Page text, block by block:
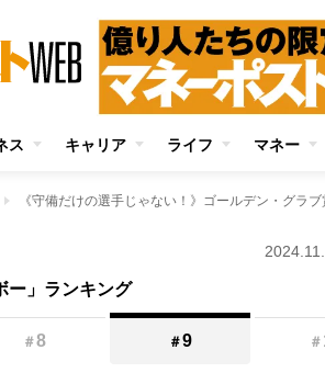
ス キャリア ライフ マネー
ー」ランキング
＃8 ＃9 ＃